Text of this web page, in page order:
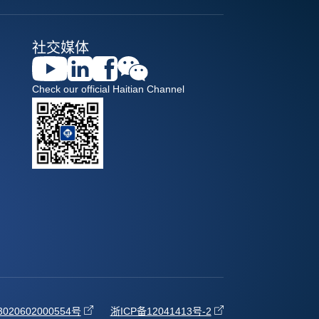
社交媒体
Check our official Haitian Channel
号 浙ICP备12041413号-2